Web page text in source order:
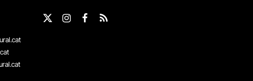
X
Instagram
Facebook
RSS